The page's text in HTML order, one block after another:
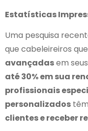
Estatísticas
Uma pesquisa
que cabeleireiros que
avançadasem
até 30% em sua
profissionais
personalizados têm
clientes e receber